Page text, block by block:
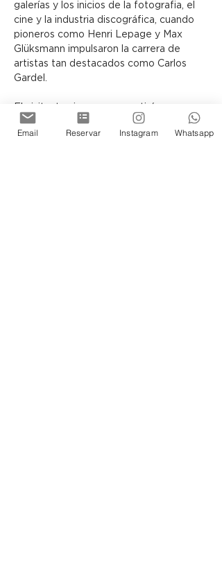
galerías y los inicios de la fotografia, el
cine y la industria discográfica, cuando
pioneros como Henri Lepage y Max
Glüksmann impulsaron la carrera de
artistas tan destacados como Carlos
Gardel.
transportado en el tiempo y
protagonista de la historia de los
Email Reservar Instagram Whatsapp